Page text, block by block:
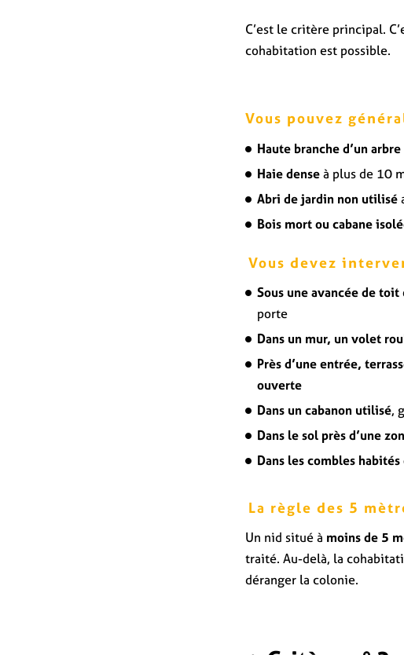
C’est le critère principal.
cohabitation est possible.
Vous pouvez
Haute branche d’un arbre
Haie denseà plus de 10
Abri de jardin non utilisé
Bois mort ou cabane
Vous devez
Sous une avancée de toit
porte
Dans un mur, un volet
Près d’une entrée,
ouverte
Dans un cabanon utilisé,
Dans le sol près d’une
Dans les combles
La règle des 5
Un nid situé à moins de 5
traité. Au-delà, la
déranger la colonie.